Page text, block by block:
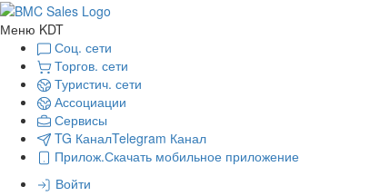
Меню KDT
Соц. сети
Торгов. сети
Туристич. сети
Ассоциации
Сервисы
TG КаналTelegram Канал
Прилож.Скачать мобильное приложение
Войти